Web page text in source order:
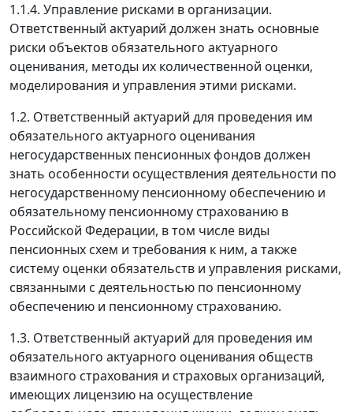
1.1.4. Управление рисками в организации.
Ответственный актуарий должен знать основные
риски объектов обязательного актуарного
оценивания, методы их количественной оценки,
моделирования и управления этими рисками.
1.2. Ответственный актуарий для проведения им
обязательного актуарного оценивания
негосударственных пенсионных фондов должен
знать особенности осуществления деятельности по
негосударственному пенсионному обеспечению и
обязательному пенсионному страхованию в
Российской Федерации, в том числе виды
пенсионных схем и требования к ним, а также
систему оценки обязательств и управления рисками,
связанными с деятельностью по пенсионному
обеспечению и пенсионному страхованию.
1.3. Ответственный актуарий для проведения им
обязательного актуарного оценивания обществ
взаимного страхования и страховых организаций,
имеющих лицензию на осуществление